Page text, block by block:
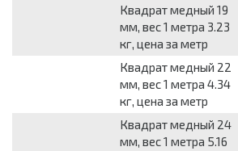
Квадрат медный 19
мм, вес 1 метра 3.23
кг, цена за метр
Квадрат медный 22
мм, вес 1 метра 4.34
кг, цена за метр
Квадрат медный 24
мм, вес 1 метра 5.16